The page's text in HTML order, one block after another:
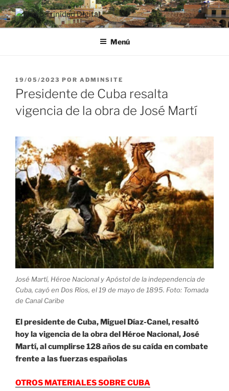
Saltar
al
contenido
RADIO TRINIDAD DIGITAL
Desde la Ciudad Museo del Caribe
Menú
PUBLICADO
EL
19/05/2023 POR ADMINSITE
Presidente de Cuba resalta
vigencia de la obra de José Martí
José Martí, Héroe Nacional y Apóstol de la independencia de
Cuba, cayó en Dos Ríos, el 19 de mayo de 1895. Foto: Tomada
de Canal Caribe
El presidente de Cuba, Miguel Díaz-Canel, resaltó
hoy la vigencia de la obra del Héroe Nacional, José
Martí, al cumplirse 128 años de su caída en combate
frente a las fuerzas españolas
OTROS MATERIALES SOBRE CUBA